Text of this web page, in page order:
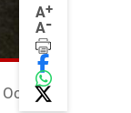
A+
A-
2016